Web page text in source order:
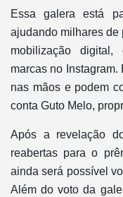
Essa galera está
ajudando milhares de
mobilização
marcas no
nas mãos e podem
conta Guto Melo,
Após a revelação
reabertas para o
ainda será possível
Além do voto da